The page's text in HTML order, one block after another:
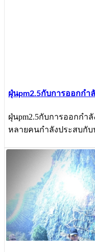
ฝุ่นpm2.5กับการออกกำ
ฝุ่นpm2.5กับการออกกำ
หลายคนกำลังประสบกับ